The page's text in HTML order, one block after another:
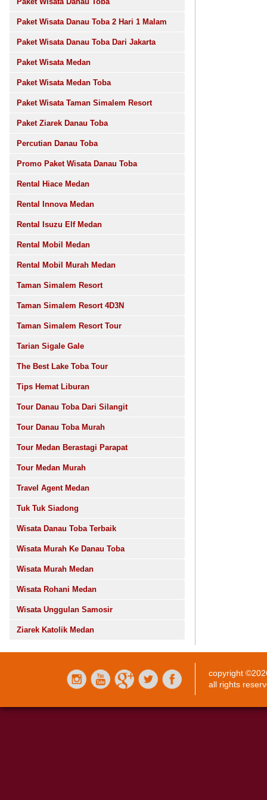
Paket Wisata Danau Toba 2 Hari 1 Malam
Paket Wisata Danau Toba Dari Jakarta
Paket Wisata Medan
Paket Wisata Medan Toba
Paket Wisata Taman Simalem Resort
Paket Ziarek Danau Toba
Percutian Danau Toba
Promo Paket Wisata Danau Toba
Rental Hiace Medan
Rental Innova Medan
Rental Isuzu Elf Medan
Rental Mobil Medan
Rental Mobil Murah Medan
Taman Simalem Resort
Taman Simalem Resort 4D3N
Taman Simalem Resort Tour
Tarian Sigale Gale
The Best Lake Toba Tour
Tips Hemat Liburan
Tour Danau Toba Dari Silangit
Tour Danau Toba Murah
Tour Medan Berastagi Parapat
Tour Medan Murah
Travel Agent Medan
Tuk Tuk Siadong
Wisata Danau Toba Terbaik
Wisata Murah Ke Danau Toba
Wisata Murah Medan
Wisata Rohani Medan
Wisata Unggulan Samosir
Ziarek Katolik Medan
copyright
all rights